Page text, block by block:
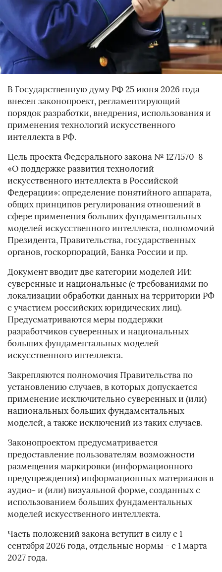
В Государственную думу РФ 25 июня 2026 года
внесен законопроект, регламентирующий
порядок разработки, внедрения, использования и
применения технологий искусственного
интеллекта в РФ.
Цель проекта Федерального закона № 1271570-8
«О поддержке развития технологий
искусственного интеллекта в Российской
Федерации»: определение понятийного аппарата,
общих принципов регулирования отношений в
сфере применения больших фундаментальных
моделей искусственного интеллекта, полномочий
Президента, Правительства, государственных
органов, госкорпораций, Банка России и пр.
Документ вводит две категории моделей ИИ:
суверенные и национальные (с требованиями по
локализации обработки данных на территории РФ
с участием российских юридических лиц).
Предусматриваются меры поддержки
разработчиков суверенных и национальных
больших фундаментальных моделей
искусственного интеллекта.
Закрепляются полномочия Правительства по
установлению случаев, в которых допускается
применение исключительно суверенных и (или)
национальных больших фундаментальных
моделей, а также исключений из таких случаев.
Законопроектом предусматривается
предоставление пользователям возможности
размещения маркировки (информационного
предупреждения) информационных материалов в
аудио- и (или) визуальной форме, созданных с
использованием больших фундаментальных
моделей искусственного интеллекта.
Часть положений закона вступит в силу с 1
сентября 2026 года, отдельные нормы - с 1 марта
2027 года.